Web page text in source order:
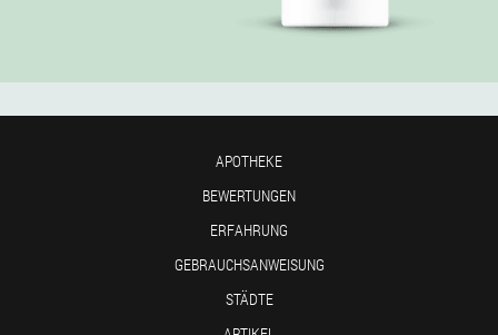
APOTHEKE
BEWERTUNGEN
ERFAHRUNG
GEBRAUCHSANWEISUNG
STÄDTE